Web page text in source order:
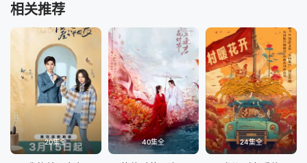
相关推荐
20集全 40集全 24集全